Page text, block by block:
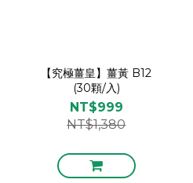
【究極薑皇】薑黃 B12
(30顆/入)
NT$999
NT$1,380